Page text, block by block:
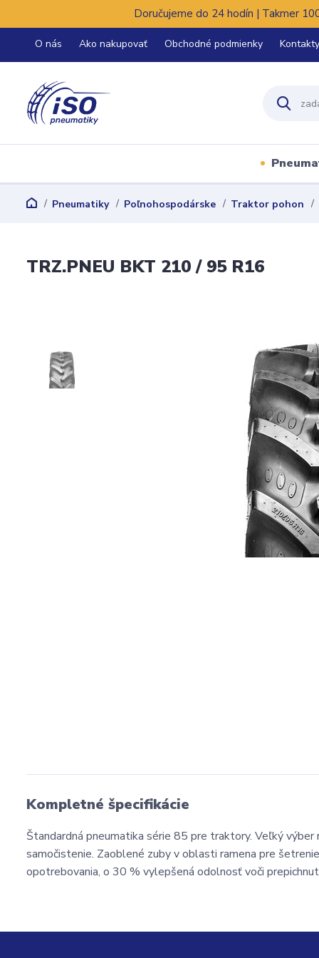
Doručujeme do 24 hodín | Takmer
O nás Ako nakupovať Obchodné podmienky Kontakty
Pneumatiky Poľnohospodárske Traktor pohon
TRZ.PNEU BKT 210 / 95 R16
Kompletné špecifikácie
Štandardná pneumatika série 85 pre traktory. Veľký
samočistenie. Zaoblené zuby v oblasti ramena pre
opotrebovania, o 30 % vylepšená odolnosť voči